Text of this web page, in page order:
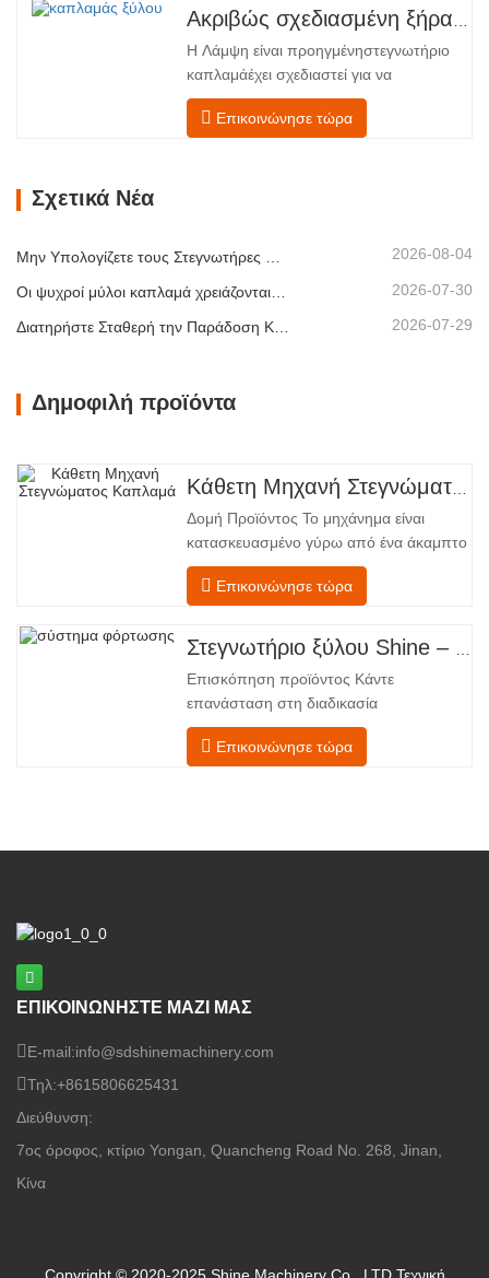
καπλαμά αντιπροσωπεύει μια σημαντική
ανακάλυψη καπλαμάς ξύλουτεχνολογία
επεξεργασίας. Σχεδιασμένο για
κατασκευαστές κόντρα πλακέ,
εργοστάσια καπλαμά…
Ακριβώς σχεδιασμένη ξήρανση για ανώτερη ποιότητα και απόδοση ξύλινων καπλαμάδων
Η Λάμψη είναι προηγμένηστεγνωτήριο
καπλαμάέχει σχεδιαστεί για να
αντιμετωπίζει τις πιο συνηθισμένες
προκλήσεις σεστέγνωμα καπλαμά:
επιστήμη…
Επικοινώνησε τώρα
Σχετικά Νέα
2026-08-04
2026-07-30
2026-07-29
Δημοφιλή προϊόντα
Δομή Προϊόντος Το μηχάνημα είναι
κατασκευασμένο γύρω από ένα άκαμπτο
χαλύβδινο πλαίσιο που υποστηρίζει
τέσσερις ενσωματωμένες λειτουργικές
από την τροφοδοσία έως την
εκφόρτωση. Τμήμα Τροφοδοσίας –
Εξοπλισμένο με έναν μεταφορέα
τροφοδοσίας και έναν μηχανισμό
Επικοινώνησε τώρα
Επισκόπηση προϊόντος Κάντε
επανάσταση στη διαδικασία
στεγνώματος του καπλαμά σας με την
προηγμένη τεχνολογία Shenghuai Ο
επεξεργασίας. Σχεδιασμένο για
Επικοινώνησε τώρα
ΕΠΙΚΟΙΝΩΝΗΣΤΕ ΜΑΖΙ ΜΑΣ
E-mail:info@sdshinemachinery.com
Τηλ:+8615806625431
Διεύθυνση:
7ος όροφος, κτίριο Yongan, Quancheng Road No. 268, Jinan,
Κίνα